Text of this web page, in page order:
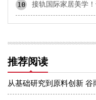
10
推荐阅读